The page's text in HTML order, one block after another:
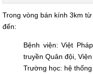
Trong vòng bán kính 3km
đến:
Bệnh viện: Việt
truyền Quân đội,
Trường học: hệ